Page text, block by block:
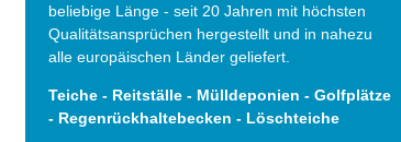
beliebige Länge - seit 20 Jahren mit höchsten
Qualitätsansprüchen hergestellt und in nahezu
alle europäischen Länder geliefert.
Teiche - Reitställe - Mülldeponien - Golfplätze
- Regenrückhaltebecken - Löschteiche